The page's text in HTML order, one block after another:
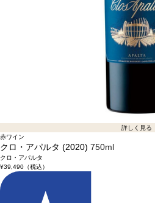
詳しく見る
赤ワイン
クロ・アパルタ (2020) 750ml
クロ・アパルタ
¥39,490（税込）